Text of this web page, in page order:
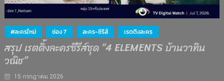
#ละครใหม่ ช่อง 7 ละคร-ซีรีส์ เรตติงละคร
สรุป เรตติ้งละครซีรีส์ชุด “4 ELEMENTS บ้านวาทิน
วณิช”
15 กรกฎาคม 2026